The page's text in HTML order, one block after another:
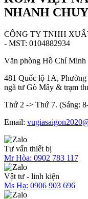
NHANH
CÔNG TY TNHH
- MST: 0104882934
Văn phòng Hồ Chí Minh
481 Quốc lộ 1A,
ngã tư Gò Mây & trạm
Thứ 2 -> Thứ 7. (Sáng:
Email:
Tư vấn thiết bị
Mr Hòa: 0902 783 117
Vật tư - linh kiện
Ms Hạ: 0906 903 696